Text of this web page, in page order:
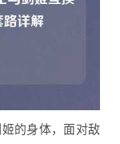
的身体，面对敌